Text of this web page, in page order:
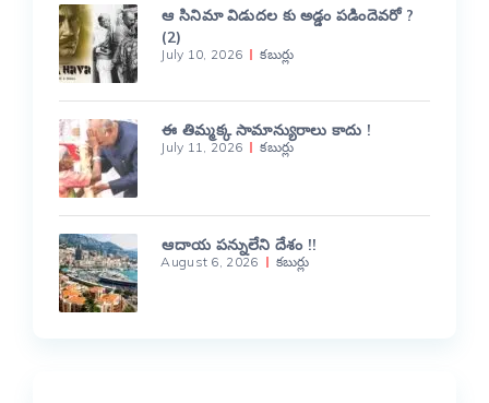
ఆ సినిమా విడుదల కు అడ్డం పడిందెవరో ?
(2)
July 10, 2026 కబుర్లు
ఈ తిమ్మక్క సామాన్యురాలు కాదు !
July 11, 2026 కబుర్లు
ఆదాయ పన్నులేని దేశం !!
August 6, 2026 కబుర్లు